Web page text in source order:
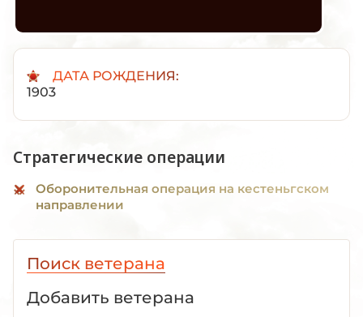
ДАТА РОЖДЕНИЯ:
1903
Стратегические операции
Оборонительная операция на кестеньгском
направлении
Поиск ветерана
Добавить ветерана